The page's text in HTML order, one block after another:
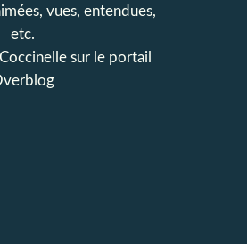
vues, entendues,
etc.
Coccinelle sur le portail